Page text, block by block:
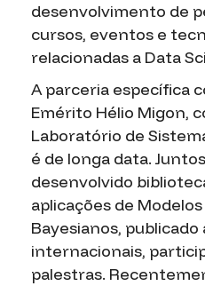
desenvolvimento de
cursos, eventos e
relacionadas a Data
A parceria específica
Emérito Hélio Migon,
Laboratório de
é de longa data.
desenvolvido
aplicações de
Bayesianos,
internacionais,
palestras.